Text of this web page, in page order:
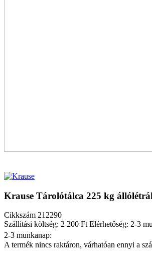
Krause Tárolótálca 225 kg
Cikkszám 212290
Szállítási költség: 2 200 FtElérhetőség: 2-3
2-3 munkanap:
A termék nincs raktáron, várhatóan ennyi a